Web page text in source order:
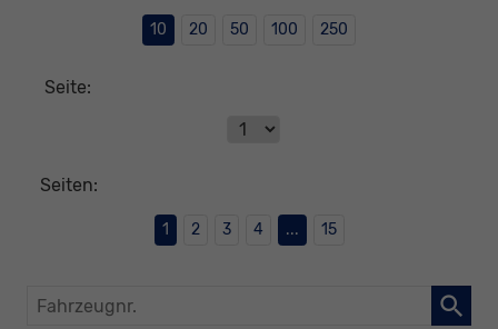
10 20 50 100 250
Seite:
Seiten:
1 2 3 4 ... 15
Fahrzeugnr.